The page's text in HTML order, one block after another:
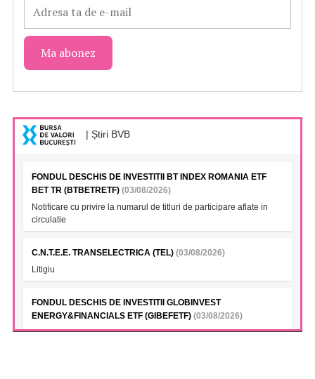
| Știri BVB
FONDUL DESCHIS DE INVESTITII BT INDEX ROMANIA ETF
BET TR (BTBETRETF) (03/08/2026)
Notificare cu privire la numarul de titluri de participare aflate in
circulatie
C.N.T.E.E. TRANSELECTRICA (TEL) (03/08/2026)
Litigiu
FONDUL DESCHIS DE INVESTITII GLOBINVEST
ENERGY&FINANCIALS ETF (GIBEFETF) (03/08/2026)
Numarul de titluri de participare aflate in circulatie la 31.07.2026